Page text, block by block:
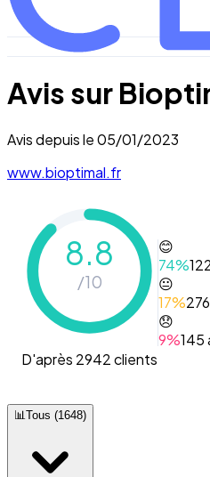
Avis sur
Avis depuis le05/01/2023
www.bioptimal.fr
8.8
/10
D'après 2942 clients
😊
74%
😐
17%276
😞
9%145
📊Tous (1648)